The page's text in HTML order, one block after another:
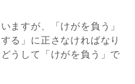
ますが、「けがを負う」
る」に正さなければなり
うして「けがを負う」で